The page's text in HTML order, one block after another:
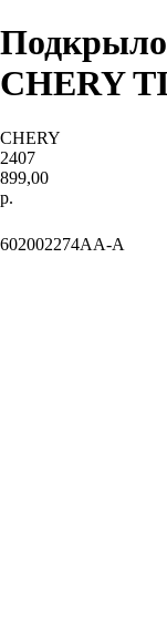
CHERY
CHERY
2407
899,00
р.
602002274AA-A